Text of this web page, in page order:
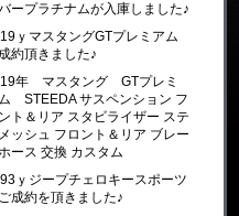
ープラチナムが入庫しました♪
ｙマスタングGTプレミアム
約頂きました♪
年 マスタング GTプレミ
STEEDA サスペンション フ
ト＆リア スタビライザー ステ
ッシュ フロント＆リア ブレー
ース 交換 カスタム
ｙジープチェロキースポーツ
成約を頂きました♪